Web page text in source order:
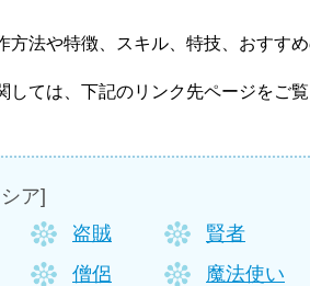
方法や特徴、スキル、特技、おすす
しては、下記のリンク先ページをご覧
ア]
盗賊
僧侶
賢者
魔法使い